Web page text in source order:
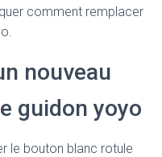
comment remplacer
nouveau
guidon yoyo
le bouton blanc rotule